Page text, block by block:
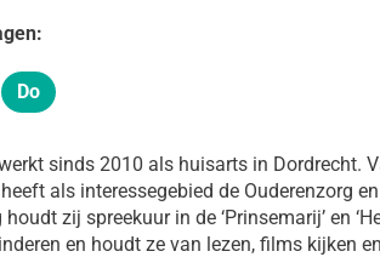
Donderdag
Do
sinds 2010 als huisarts in Dordrecht.
als interessegebied de Ouderenzorg
zij spreekuur in de ‘Prinsemarij’ en
en houdt ze van lezen, films kijken